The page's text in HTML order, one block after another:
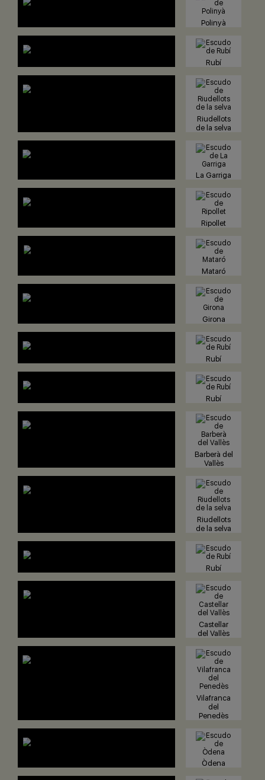
Polinyà
Rubí
Riudellots
de la selva
La Garriga
Ripollet
Mataró
Girona
Rubí
Rubí
Barberà del
Vallès
Riudellots
de la selva
Rubí
Castellar
del Vallès
Vilafranca
del
Penedès
Òdena